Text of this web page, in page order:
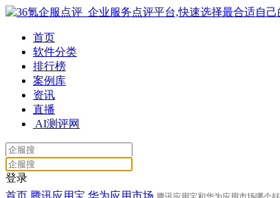
首页
软件分类
排行榜
案例库
资讯
直播
AI测评网
登录
首页 腾讯应用宝 华为应用市场